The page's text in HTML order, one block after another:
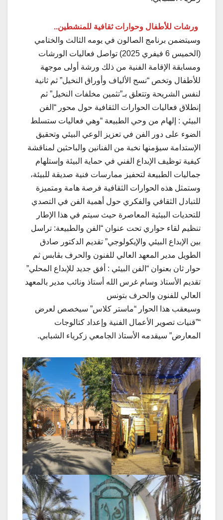
ورشات للأطفال وحوارات ثقافية للمنشطين..
وسيتضمن برنامج الصالون في يومه الثالث والختامي
(الخميس 6 فيفري 2025) تواصل فعاليات الورشات
ومسابقة الإقامة الفنية من ذلك ورشة أولى موجهة
للأطفال وتخص “نسج الألياف وأوراق النخيل” ثم ثانية
لنفس الشريحة وتتعلق بـ”تثمين مخلفات النخيل” ثم
إنطلاق فعاليات الحوارات الثقافية حول محور “الفن
البيئي : إلهام من وحي الطبيعة “وهي فعاليات ستسلط
الضوء على دور الفن في تعزيز الوعي البيئي وتحقيق
الإستدامة سيؤمنها نخبة من الفنانين والباحثين لمناقشة
كيفية توظيف الإبداع الفني في حماية البيئة وإستلهام
جماليات الطبيعة لتحفيز ممارسات فنية صديقة للبيئة،
وستمثل هذه الحوارات الثقافية فرصة هامة ومتميزة
للتبادل الثقافي والفكري حول أهمية الفن في التصدي
للتحديات البيئية المعاصرة حيث سيتم في هذا الإطار
تنظيم لقاء حواري تحت عنوان “الفن والطبيعة: تراسل
بين الإبداع البيئي والإيكولوجي” تقديم الدكتور صادق
الطويل مدير المعهد العالي للفنون والحرف بڨابس ثم
حوار ثان بعنوان “الفن البيئي : أفق جديد للإبداع المحلي”
تقديم الأستاذ وسام غرس الله أستاذ ونائب مدير بالمعهد
العالي للفنون والحرف بتونس
وسيعقب هذا الحوار “ماستر كلاس” سيخصص لعرض
“”قنيات تصوير الأعمال الفنية وإعداد كتالوجات
المعارض” سيقدمه الأستاذ الجامعي زكرياء الشبابي.